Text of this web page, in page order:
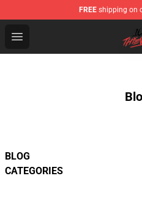
FREE shipping on
Open menu
100 Thieves Shop -
BLOG
CATEGORIES